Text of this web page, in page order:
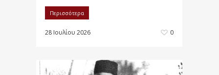
Περισσότερα
28 Ιουλίου 2026 0